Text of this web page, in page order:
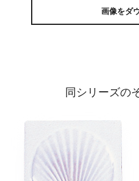
画像をダ
同シリーズの